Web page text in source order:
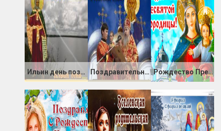
Ильин день поздравления! Поздравительная открытка Ильин день Рождество Пресвятой Богородицы